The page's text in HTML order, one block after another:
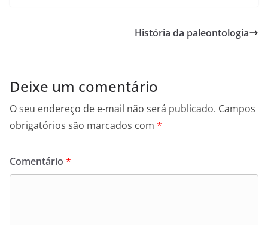
História da paleontologia
Deixe um comentário
O seu endereço de e-mail não será publicado. Campos
obrigatórios são marcados com *
Comentário *